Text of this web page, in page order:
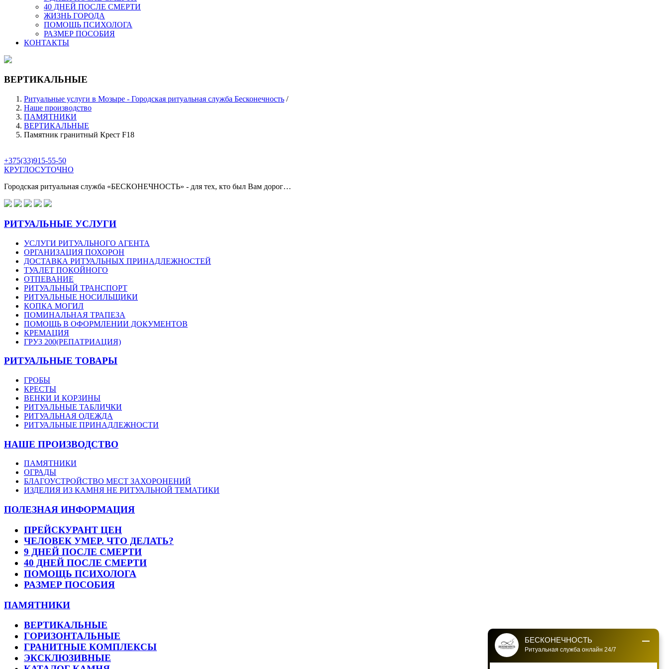
40 ДНЕЙ ПОСЛЕ СМЕРТИ
ЖИЗНЬ ГОРОДА
ПОМОЩЬ ПСИХОЛОГА
РАЗМЕР ПОСОБИЯ
КОНТАКТЫ
ВЕРТИКАЛЬНЫЕ
Ритуальные услуги в Мозыре - Городская ритуальная служба Бесконечность /
Наше производство
ПАМЯТНИКИ
ВЕРТИКАЛЬНЫЕ
Памятник гранитный Крест F18
+375(33)915-55-50
КРУГЛОСУТОЧНО
Городская ритуальная служба «БЕСКОНЕЧНОСТЬ» - для тех, кто был Вам дорог…
РИТУАЛЬНЫЕ УСЛУГИ
УСЛУГИ РИТУАЛЬНОГО АГЕНТА
ОРГАНИЗАЦИЯ ПОХОРОН
ДОСТАВКА РИТУАЛЬНЫХ ПРИНАДЛЕЖНОСТЕЙ
ТУАЛЕТ ПОКОЙНОГО
ОТПЕВАНИЕ
РИТУАЛЬНЫЙ ТРАНСПОРТ
РИТУАЛЬНЫЕ НОСИЛЬЩИКИ
КОПКА МОГИЛ
ПОМИНАЛЬНАЯ ТРАПЕЗА
ПОМОЩЬ В ОФОРМЛЕНИИ ДОКУМЕНТОВ
КРЕМАЦИЯ
ГРУЗ 200(РЕПАТРИАЦИЯ)
РИТУАЛЬНЫЕ ТОВАРЫ
ГРОБЫ
КРЕСТЫ
ВЕНКИ И КОРЗИНЫ
РИТУАЛЬНЫЕ ТАБЛИЧКИ
РИТУАЛЬНАЯ ОДЕЖДА
РИТУАЛЬНЫЕ ПРИНАДЛЕЖНОСТИ
НАШЕ ПРОИЗВОДСТВО
ПАМЯТНИКИ
ОГРАДЫ
БЛАГОУСТРОЙСТВО МЕСТ ЗАХОРОНЕНИЙ
ИЗДЕЛИЯ ИЗ КАМНЯ НЕ РИТУАЛЬНОЙ ТЕМАТИКИ
ПОЛЕЗНАЯ ИНФОРМАЦИЯ
ПРЕЙСКУРАНТ ЦЕН
ЧЕЛОВЕК УМЕР. ЧТО ДЕЛАТЬ?
9 ДНЕЙ ПОСЛЕ СМЕРТИ
40 ДНЕЙ ПОСЛЕ СМЕРТИ
ПОМОЩЬ ПСИХОЛОГА
РАЗМЕР ПОСОБИЯ
ПАМЯТНИКИ
ВЕРТИКАЛЬНЫЕ
ГОРИЗОНТАЛЬНЫЕ
ГРАНИТНЫЕ КОМПЛЕКСЫ
ЭКСКЛЮЗИВНЫЕ
БЕСКОНЕЧНОСТЬ
Ритуальная служба онлайн 24/7